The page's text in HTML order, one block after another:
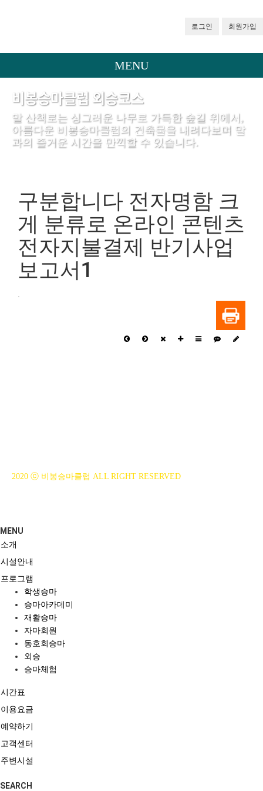
로그인 회원가입
MENU
비봉승마클럽 외승코스
말 산책로는 싱그러운 나무로 가득한 숲길 위에서,
아름다운 비봉승마클럽의 건축물을 내려다보며 말
과의 즐거운 시간을 만끽할 수 있습니다.
구분합니다 전자명함 크
게 분류로 온라인 콘텐츠
전자지불결제 반기사업
보고서1
2020 ⓒ 비봉승마클럽 ALL RIGHT RESERVED
MENU
소개
시설안내
프로그램
학생승마
승마아카데미
재활승마
자마회원
동호회승마
외승
승마체험
시간표
이용요금
예약하기
고객센터
주변시설
SEARCH